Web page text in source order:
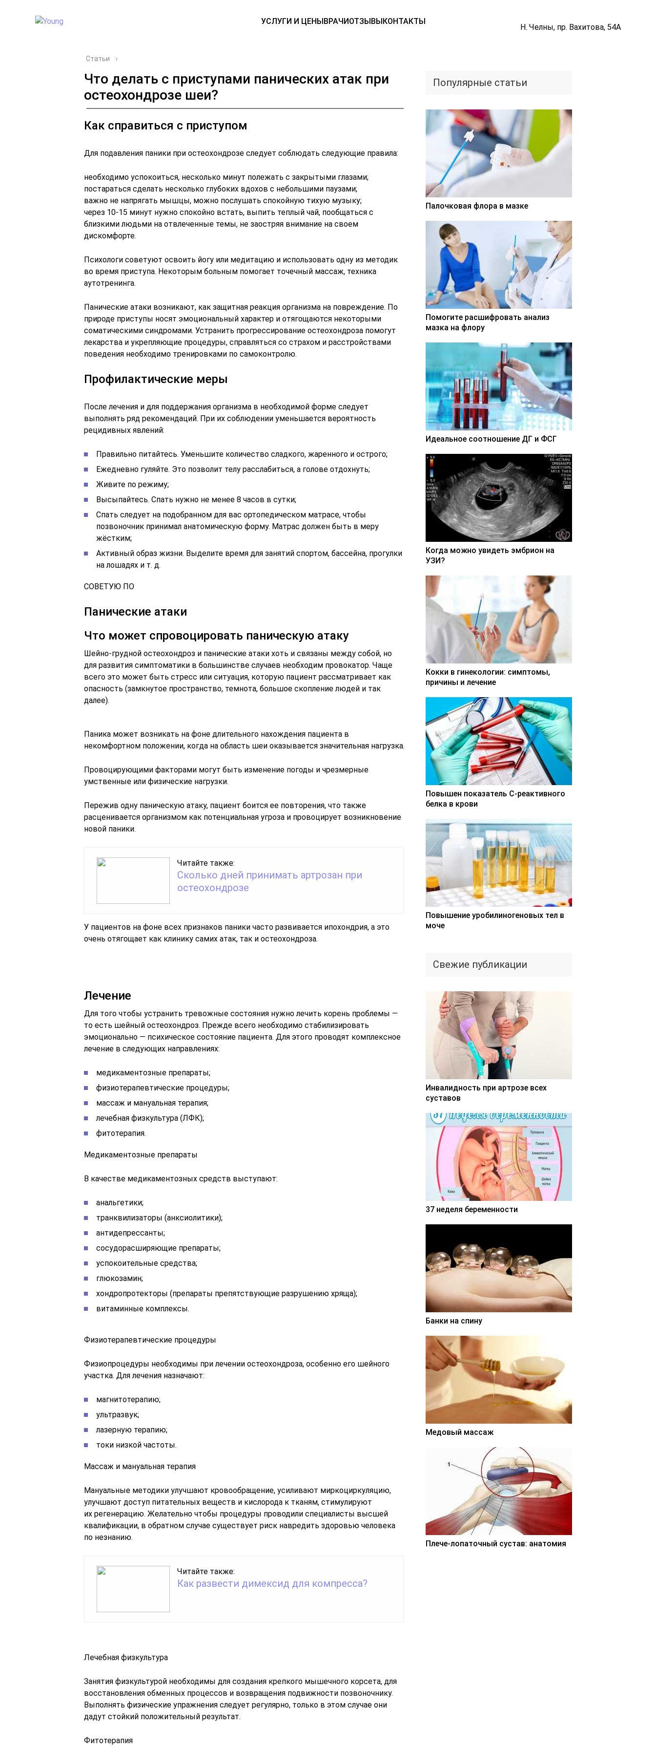
УСЛУГИ И ЦЕНЫВРАЧИОТЗЫВЫКОНТАКТЫ
Н. Челны, пр. Вахитова, 54А
Статьи ›
Что делать с приступами панических атак при
остеохондрозе шеи?
Как справиться с приступом
Для подавления паники при остеохондрозе следует соблюдать следующие правила:
необходимо успокоиться, несколько минут полежать с закрытыми глазами;
постараться сделать несколько глубоких вдохов с небольшими паузами;
важно не напрягать мышцы, можно послушать спокойную тихую музыку;
через 10-15 минут нужно спокойно встать, выпить теплый чай, пообщаться с
близкими людьми на отвлеченные темы, не заостряя внимание на своем
дискомфорте.
Психологи советуют освоить йогу или медитацию и использовать одну из методик
во время приступа. Некоторым больным помогает точечный массаж, техника
аутотренинга.
Панические атаки возникают, как защитная реакция организма на повреждение. По
природе приступы носят эмоциональный характер и отягощаются некоторыми
соматическими синдромами. Устранить прогрессирование остеохондроза помогут
лекарства и укрепляющие процедуры, справляться со страхом и расстройствами
поведения необходимо тренировками по самоконтролю.
Профилактические меры
После лечения и для поддержания организма в необходимой форме следует
выполнять ряд рекомендаций. При их соблюдении уменьшается вероятность
рецидивных явлений:
Правильно питайтесь. Уменьшите количество сладкого, жаренного и острого;
Ежедневно гуляйте. Это позволит телу расслабиться, а голове отдохнуть;
Живите по режиму;
Высыпайтесь. Спать нужно не менее 8 часов в сутки;
Спать следует на подобранном для вас ортопедическом матрасе, чтобы
позвоночник принимал анатомическую форму. Матрас должен быть в меру
жёстким;
Активный образ жизни. Выделите время для занятий спортом, бассейна, прогулки
на лошадях и т. д.
СОВЕТУЮ ПО
Панические атаки
Что может спровоцировать паническую атаку
Шейно-грудной остеохондроз и панические атаки хоть и связаны между собой, но
для развития симптоматики в большинстве случаев необходим провокатор. Чаще
всего это может быть стресс или ситуация, которую пациент рассматривает как
опасность (замкнутое пространство, темнота, большое скопление людей и так
далее).
Паника может возникать на фоне длительного нахождения пациента в
некомфортном положении, когда на область шеи оказывается значительная нагрузка.
Провоцирующими факторами могут быть изменение погоды и чрезмерные
умственные или физические нагрузки.
Пережив одну паническую атаку, пациент боится ее повторения, что также
расценивается организмом как потенциальная угроза и провоцирует возникновение
новой паники.
Читайте также:
Сколько дней принимать артрозан при
остеохондрозе
У пациентов на фоне всех признаков паники часто развивается ипохондрия, а это
очень отягощает как клинику самих атак, так и остеохондроза.
Лечение
Для того чтобы устранить тревожные состояния нужно лечить корень проблемы —
то есть шейный остеохондроз. Прежде всего необходимо стабилизировать
эмоционально — психическое состояние пациента. Для этого проводят комплексное
лечение в следующих направлениях:
медикаментозные препараты;
физиотерапевтические процедуры;
массаж и мануальная терапия;
лечебная физкультура (ЛФК);
фитотерапия.
Медикаментозные препараты
В качестве медикаментозных средств выступают:
анальгетики;
транквилизаторы (анксиолитики);
антидепрессанты;
сосудорасширяющие препараты;
успокоительные средства;
глюкозамин;
хондропротекторы (препараты препятствующие разрушению хряща);
витаминные комплексы.
Физиотерапевтические процедуры
Физиопроцедуры необходимы при лечении остеохондроза, особенно его шейного
участка. Для лечения назначают:
магнитотерапию;
ультразвук;
лазерную терапию;
токи низкой частоты.
Массаж и мануальная терапия
Мануальные методики улучшают кровообращение, усиливают миркоциркуляцию,
улучшают доступ питательных веществ и кислорода к тканям, стимулируют
их регенерацию. Желательно чтобы процедуры проводили специалисты высшей
квалификации, в обратном случае существует риск навредить здоровью человека
по незнанию.
Читайте также:
Как развести димексид для компресса?
Лечебная физкультура
Занятия физкультурой необходимы для создания крепкого мышечного корсета, для
восстановления обменных процессов и возвращения подвижности позвоночнику.
Выполнять физические упражнения следует регулярно, только в этом случае они
дадут стойкий положительный результат.
Фитотерапия
Популярные статьи
Палочковая флора в мазке
Помогите расшифровать анализ
мазка на флору
Идеальное соотношение ДГ и ФСГ
Когда можно увидеть эмбрион на
УЗИ?
Кокки в гинекологии: симптомы,
причины и лечение
Повышен показатель С-реактивного
белка в крови
Повышение уробилиногеновых тел в
моче
Свежие публикации
Инвалидность при артрозе всех
суставов
37 неделя беременности
Банки на спину
Медовый массаж
Плече-лопаточный сустав: анатомия